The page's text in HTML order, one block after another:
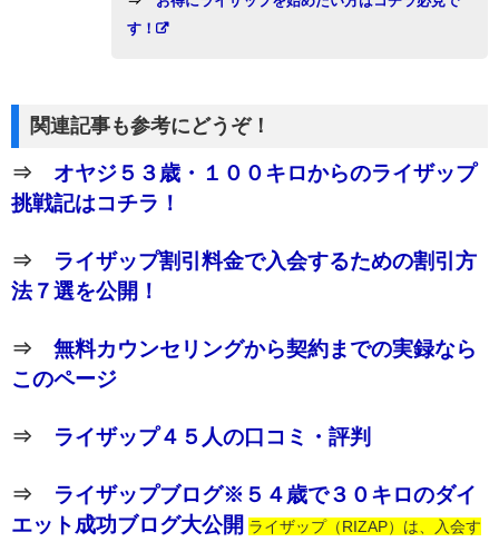
す！
関連記事も参考にどうぞ！
⇒ オヤジ５３歳・１００キロからのライザップ
挑戦記はコチラ！
⇒ ライザップ割引料金で入会するための割引方
法７選を公開！
⇒ 無料カウンセリングから契約までの実録なら
このページ
⇒ ライザップ４５人の口コミ・評判
⇒ ライザップブログ※５４歳で３０キロのダイ
エット成功ブログ大公開 ライザップ（RIZAP）は、入会す